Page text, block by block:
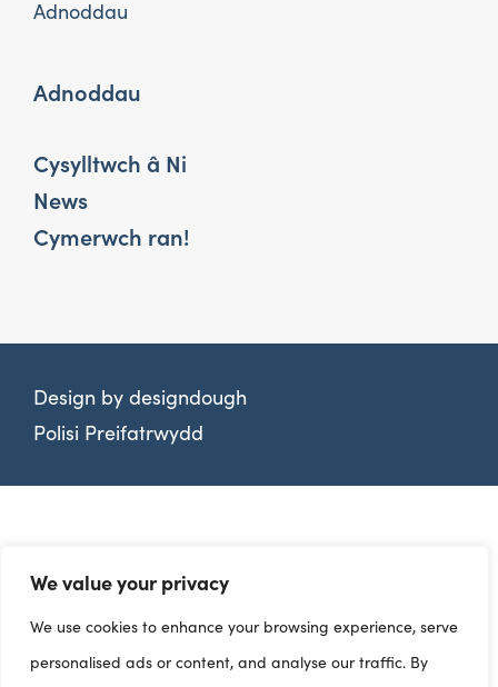
We value your privacy
We use cookies to enhance your browsing experience, serve
personalised ads or content, and analyse our traffic. By
Adnoddau
Adnoddau
Cysylltwch â Ni
News
Cymerwch ran!
Design by designdough
Polisi Preifatrwydd